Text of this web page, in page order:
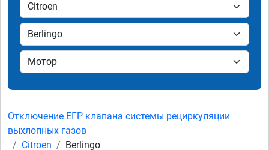
Отключение ЕГР клапана системы рециркуляции
выхлопных газов
Citroen
Berlingo